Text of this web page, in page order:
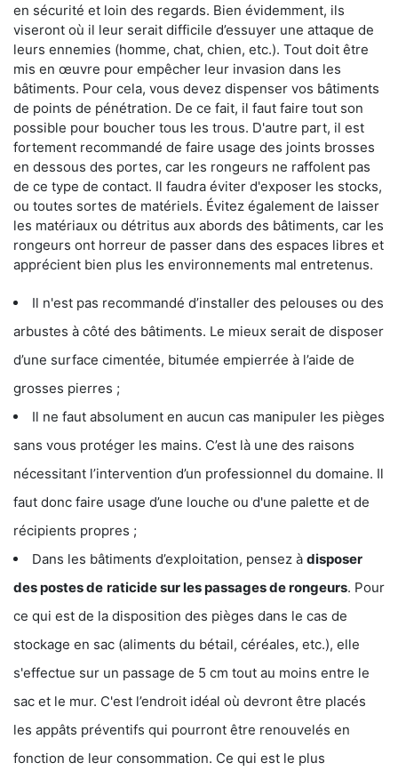
en sécurité et loin des regards. Bien évidemment, ils
viseront où il leur serait difficile d’essuyer une attaque de
leurs ennemies (homme, chat, chien, etc.). Tout doit être
mis en œuvre pour empêcher leur invasion dans les
bâtiments. Pour cela, vous devez dispenser vos bâtiments
de points de pénétration. De ce fait, il faut faire tout son
possible pour boucher tous les trous. D'autre part, il est
fortement recommandé de faire usage des joints brosses
en dessous des portes, car les rongeurs ne raffolent pas
de ce type de contact. Il faudra éviter d'exposer les stocks,
ou toutes sortes de matériels. Évitez également de laisser
les matériaux ou détritus aux abords des bâtiments, car les
rongeurs ont horreur de passer dans des espaces libres et
apprécient bien plus les environnements mal entretenus.
Il n'est pas recommandé d’installer des pelouses ou des
arbustes à côté des bâtiments. Le mieux serait de disposer
d’une surface cimentée, bitumée empierrée à l’aide de
grosses pierres ;
Il ne faut absolument en aucun cas manipuler les pièges
sans vous protéger les mains. C’est là une des raisons
nécessitant l’intervention d’un professionnel du domaine. Il
faut donc faire usage d’une louche ou d'une palette et de
récipients propres ;
Dans les bâtiments d’exploitation, pensez à disposer
des postes de raticide sur les passages de rongeurs. Pour
ce qui est de la disposition des pièges dans le cas de
stockage en sac (aliments du bétail, céréales, etc.), elle
s'effectue sur un passage de 5 cm tout au moins entre le
sac et le mur. C'est l’endroit idéal où devront être placés
les appâts préventifs qui pourront être renouvelés en
fonction de leur consommation. Ce qui est le plus